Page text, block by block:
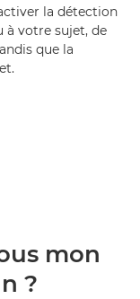
la détection
à votre sujet, de
que la
mon
?